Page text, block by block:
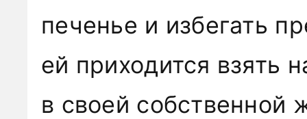
печенье и избегать
ей приходится взять
в своей собственной